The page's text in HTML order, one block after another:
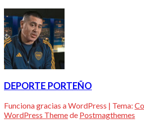
DEPORTE PORTEÑO
Funciona gracias a WordPress | Tema:
WordPress Themede Postmagthemes